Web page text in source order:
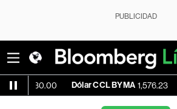
PUBLICIDAD
Dólar CCL BYMA 1,576.23 BTC/